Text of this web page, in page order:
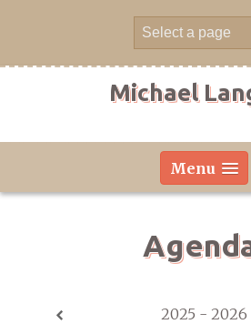
Michael
Menu
2025 - 2026